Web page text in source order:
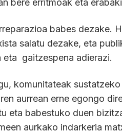
bere erritmoak eta
babes dezake.
salatu dezake, eta
eta gaitzespena adierazi.
komunitateak
aurrean erne egongo
eta babestuko duen
aurkako indarkeria